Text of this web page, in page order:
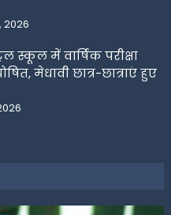
2026
स्कूल में वार्षिक परीक्षा
मेधावी छात्र-छात्राएं हुए